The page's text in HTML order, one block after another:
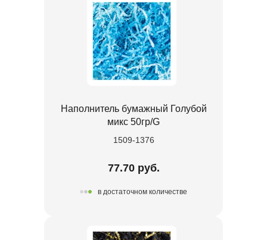
Наполнитель бумажный Голубой
микс 50гр/G
1509-1376
77.70 руб.
в достаточном количестве